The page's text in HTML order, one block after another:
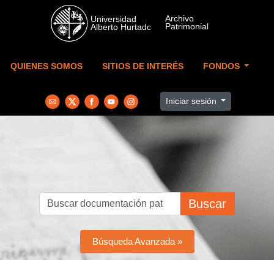
Skip to main content
QUIENES SOMOS SITIOS DE INTERÉS FONDOS
Iniciar sesión
Buscar
Búsqueda Avanzada »